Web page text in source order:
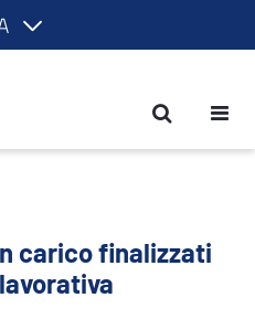
carico finalizzati
carico finalizzati